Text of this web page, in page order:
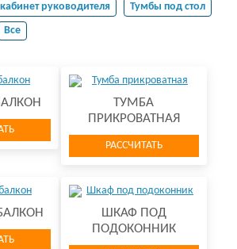
руководителя
Тумбы под стол
Все
ТУМБА
ПРИКРОВАТНАЯ
РАССЧИТАТЬ
ШКАФ ПОД
ПОДОКОННИК